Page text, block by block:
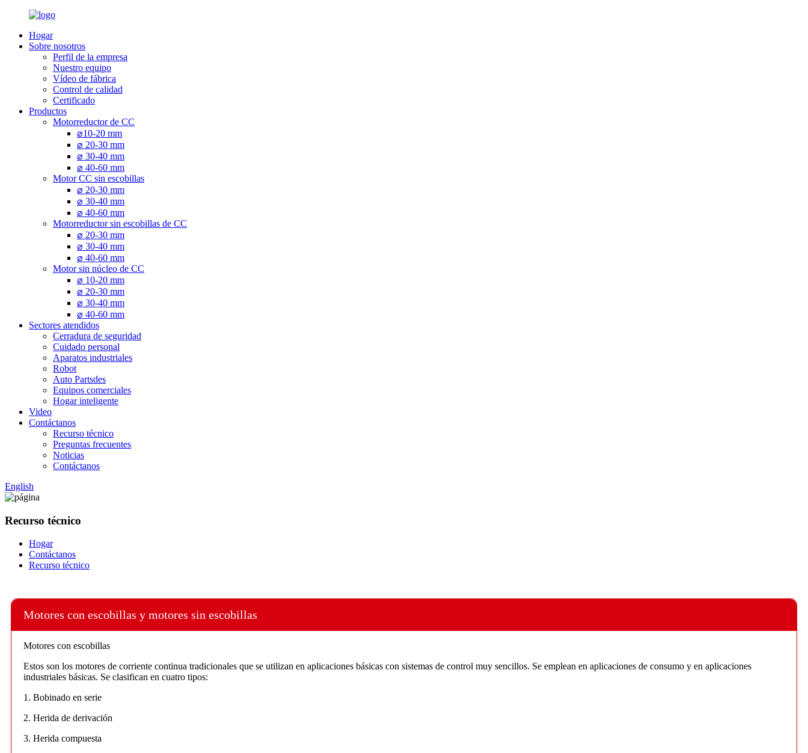
Hogar
Sobre nosotros
Perfil de la empresa
Nuestro equipo
Vídeo de fábrica
Control de calidad
Certificado
Productos
Motorreductor de CC
⌀10-20 mm
⌀ 20-30 mm
⌀ 30-40 mm
⌀ 40-60 mm
Motor CC sin escobillas
⌀ 20-30 mm
⌀ 30-40 mm
⌀ 40-60 mm
Motorreductor sin escobillas de CC
⌀ 20-30 mm
⌀ 30-40 mm
⌀ 40-60 mm
Motor sin núcleo de CC
⌀ 10-20 mm
⌀ 20-30 mm
⌀ 30-40 mm
⌀ 40-60 mm
Sectores atendidos
Cerradura de seguridad
Cuidado personal
Aparatos industriales
Robot
Auto Partsdes
Equipos comerciales
Hogar inteligente
Video
Contáctanos
Recurso técnico
Preguntas frecuentes
Noticias
Contáctanos
English
Recurso técnico
Hogar
Contáctanos
Recurso técnico
Motores con escobillas y motores sin escobillas
Motores con escobillas
Estos son los motores de corriente continua tradicionales que se utilizan en aplicaciones básicas con sistemas de control muy sencillos. Se emplean en aplicaciones de consumo y en aplicaciones
industriales básicas. Se clasifican en cuatro tipos:
1. Bobinado en serie
2. Herida de derivación
3. Herida compuesta